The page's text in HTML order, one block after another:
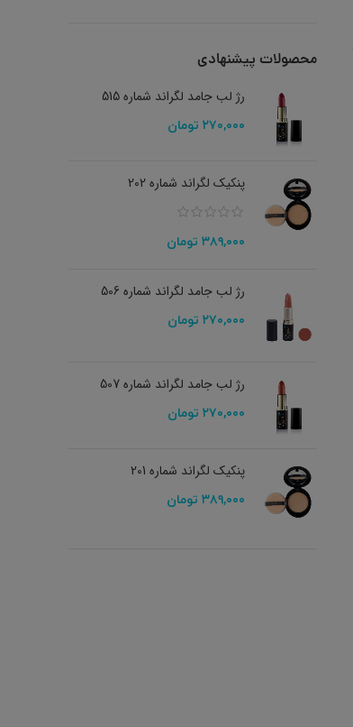
محصولات پیشنهادی
رژ لب جامد لگراند شماره 515
۲۷۰,۰۰۰ تومان
پنکیک لگراند شماره 202
۳۸۹,۰۰۰ تومان
رژ لب جامد لگراند شماره 506
۲۷۰,۰۰۰ تومان
رژ لب جامد لگراند شماره 507
۲۷۰,۰۰۰ تومان
پنکیک لگراند شماره 201
۳۸۹,۰۰۰ تومان